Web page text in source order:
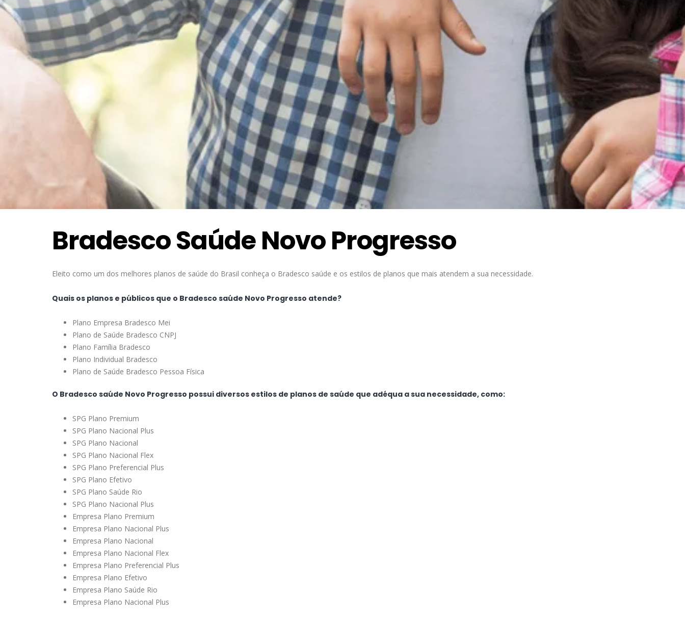
Bradesco Saúde Novo Progresso
Eleito como um dos melhores planos de saúde do Brasil conheça o Bradesco saúde e os estilos de planos que mais atendem a sua necessidade.
Quais os planos e públicos que o Bradesco saúde Novo Progresso atende?
Plano Empresa Bradesco Mei
Plano de Saúde Bradesco CNPJ
Plano Família Bradesco
Plano Individual Bradesco
Plano de Saúde Bradesco Pessoa Física
O Bradesco saúde Novo Progresso possui diversos estilos de planos de saúde que adéqua a sua necessidade, como:
SPG Plano Premium
SPG Plano Nacional Plus
SPG Plano Nacional
SPG Plano Nacional Flex
SPG Plano Preferencial Plus
SPG Plano Efetivo
SPG Plano Saúde Rio
SPG Plano Nacional Plus
Empresa Plano Premium
Empresa Plano Nacional Plus
Empresa Plano Nacional
Empresa Plano Nacional Flex
Empresa Plano Preferencial Plus
Empresa Plano Efetivo
Empresa Plano Saúde Rio
Empresa Plano Nacional Plus